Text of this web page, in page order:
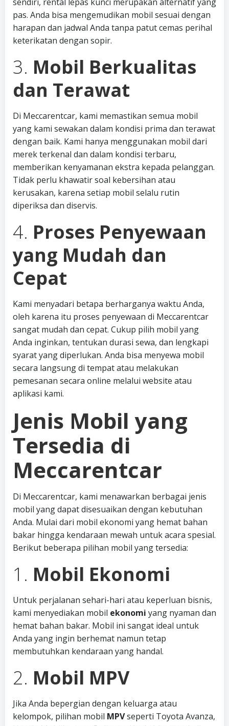
pas. Anda bisa mengemudikan mobil sesuai dengan
harapan dan jadwal Anda tanpa patut cemas perihal
keterikatan dengan sopir.
3. Mobil Berkualitas
dan Terawat
Di Meccarentcar, kami memastikan semua mobil
yang kami sewakan dalam kondisi prima dan terawat
dengan baik. Kami hanya menggunakan mobil dari
merek terkenal dan dalam kondisi terbaru,
memberikan kenyamanan ekstra kepada pelanggan.
Tidak perlu khawatir soal kebersihan atau
kerusakan, karena setiap mobil selalu rutin
diperiksa dan diservis.
4. Proses Penyewaan
yang Mudah dan
Cepat
Kami menyadari betapa berharganya waktu Anda,
oleh karena itu proses penyewaan di Meccarentcar
sangat mudah dan cepat. Cukup pilih mobil yang
Anda inginkan, tentukan durasi sewa, dan lengkapi
syarat yang diperlukan. Anda bisa menyewa mobil
secara langsung di tempat atau melakukan
pemesanan secara online melalui website atau
aplikasi kami.
Jenis Mobil yang
Tersedia di
Meccarentcar
Di Meccarentcar, kami menawarkan berbagai jenis
mobil yang dapat disesuaikan dengan kebutuhan
Anda. Mulai dari mobil ekonomi yang hemat bahan
bakar hingga kendaraan mewah untuk acara spesial.
Berikut beberapa pilihan mobil yang tersedia:
1. Mobil Ekonomi
Untuk perjalanan sehari-hari atau keperluan bisnis,
kami menyediakan mobil ekonomi yang nyaman dan
hemat bahan bakar. Mobil ini sangat ideal untuk
Anda yang ingin berhemat namun tetap
membutuhkan kendaraan yang handal.
2. Mobil MPV
Jika Anda bepergian dengan keluarga atau
kelompok, pilihan mobil MPVseperti Toyota Avanza,